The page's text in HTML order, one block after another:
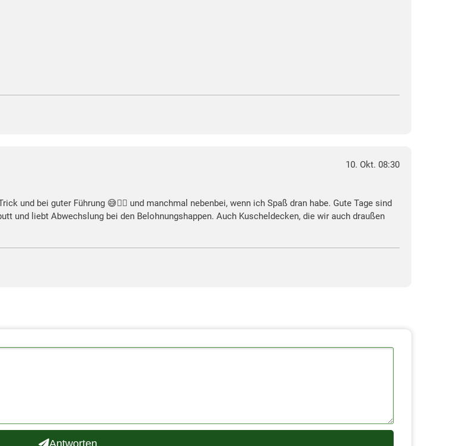
10. Okt. 08:30
und bei guter Führung 😅✌🏼 und manchmal nebenbei, wenn ich Spaß dran habe. Gute Tage sind
und liebt Abwechslung bei den Belohnungshappen. Auch Kuscheldecken, die wir auch draußen
Antworten